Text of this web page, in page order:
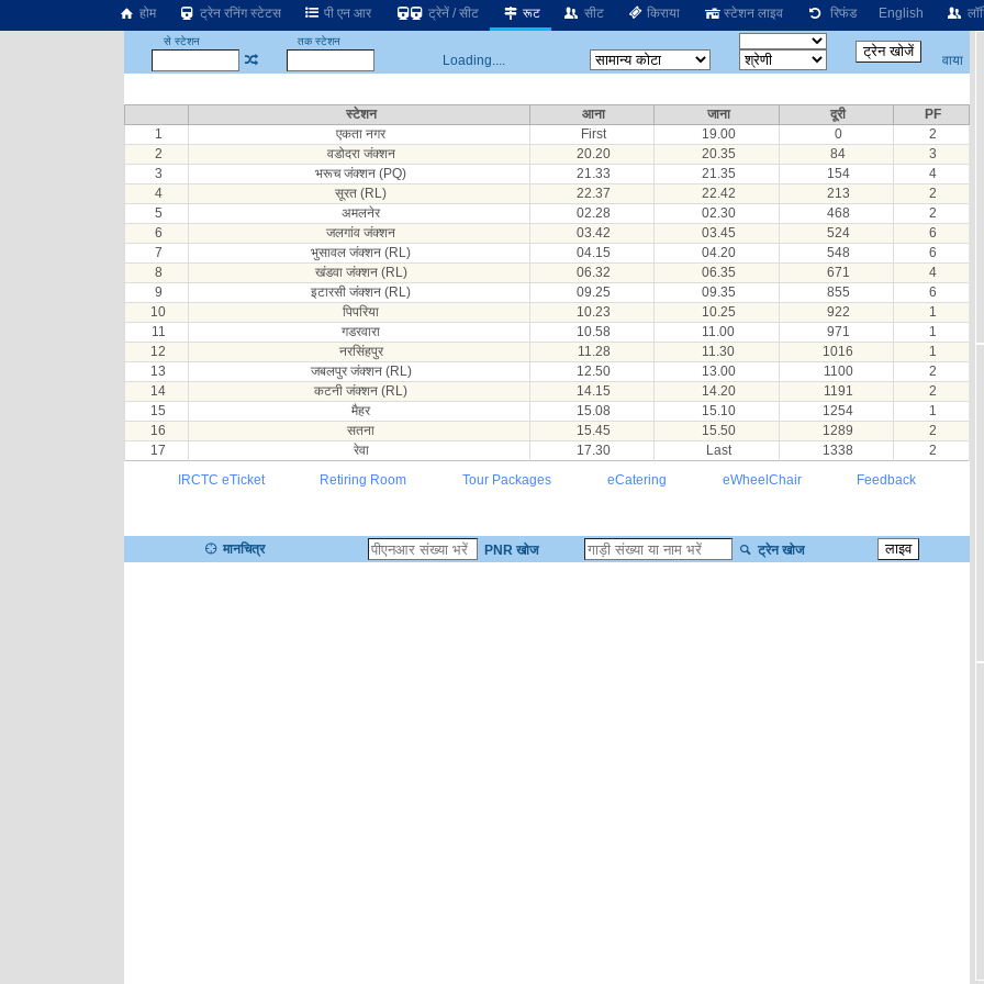
होम ट्रेन रनिंग स्टेटस पी एन आर ट्रेनें / सीट रूट सीट किराया स्टेशन लाइव रिफंड English
से स्टेशन तक स्टेशन
Loading.... वाया
स्टेशन आना जाना दूरी
PF
1
एकता नगर First 19.00 0
2
2
वडोदरा जंक्शन 20.20 20.35 84
3
3
भरूच जंक्शन (PQ) 21.33 21.35 154
4
4
सूरत (RL) 22.37 22.42 213
2
5
अमलनेर 02.28 02.30 468
2
6
जलगांव जंक्शन 03.42 03.45 524
6
7
भुसावल जंक्शन (RL) 04.15 04.20 548
6
8
खंडवा जंक्शन (RL) 06.32 06.35 671
4
9
इटारसी जंक्शन (RL) 09.25 09.35 855
6
10
पिपरिया 10.23 10.25 922
1
11
गडरवारा 10.58 11.00 971
1
12
नरसिंहपुर 11.28 11.30 1016
1
13
जबलपुर जंक्शन (RL) 12.50 13.00 1100
2
14
कटनी जंक्शन (RL) 14.15 14.20 1191
2
15
मैहर 15.08 15.10 1254
1
16
सतना 15.45 15.50 1289
2
17
रेवा 17.30 Last 1338
2
IRCTC eTicket
Retiring Room Tour Packages eCatering eWheelChair Feedback
मानचित्र PNR खोज ट्रेन खोज